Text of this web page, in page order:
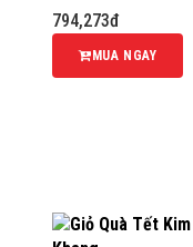
794,273đ
MUA NGAY